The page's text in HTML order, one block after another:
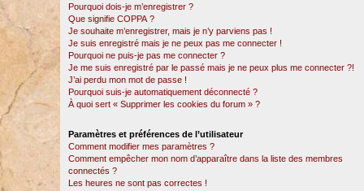
Pourquoi dois-je m’enregistrer ?
Que signifie COPPA ?
Je souhaite m’enregistrer, mais je n’y parviens pas !
Je suis enregistré mais je ne peux pas me connecter !
Pourquoi ne puis-je pas me connecter ?
Je me suis enregistré par le passé mais je ne peux plus me connecter ?!
J’ai perdu mon mot de passe !
Pourquoi suis-je automatiquement déconnecté ?
À quoi sert « Supprimer les cookies du forum » ?
Paramètres et préférences de l’utilisateur
Comment modifier mes paramètres ?
Comment empêcher mon nom d’apparaître dans la liste des membres
connectés ?
Les heures ne sont pas correctes !